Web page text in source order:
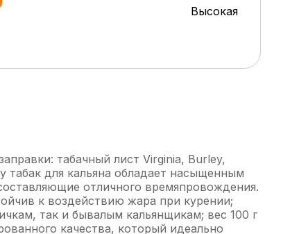
Высокая
табачный лист Virginia, Burley,
табак для кальяна обладает насыщенным
отличного времяпровождения.
к воздействию жара при курении;
так и бывалым кальянщикам; вес 100 г
качества, который идеально